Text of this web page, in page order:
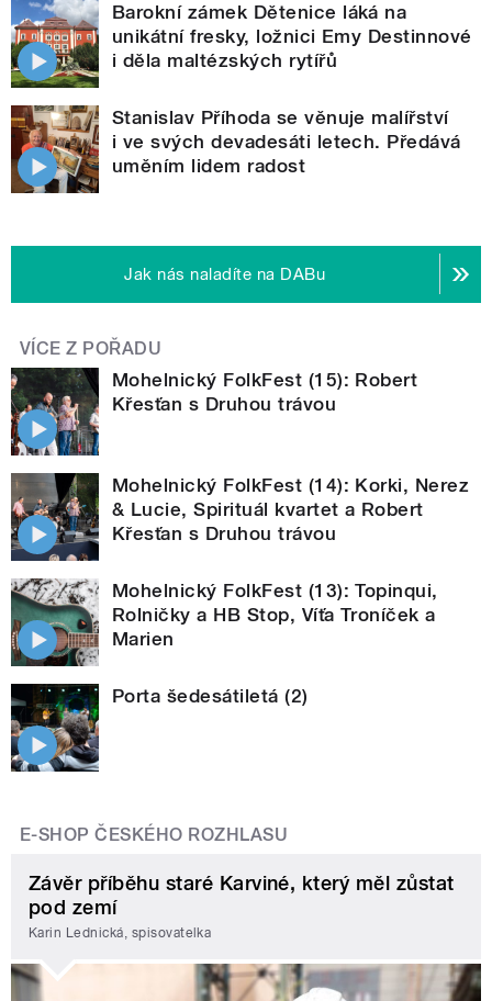
Barokní zámek Dětenice láká na
unikátní fresky, ložnici Emy Destinnové
i děla maltézských rytířů
Stanislav Příhoda se věnuje malířství
i ve svých devadesáti letech. Předává
uměním lidem radost
Jak nás naladíte na DABu
VÍCE Z POŘADU
Mohelnický FolkFest (15): Robert
Křesťan s Druhou trávou
Mohelnický FolkFest (14): Korki, Nerez
& Lucie, Spirituál kvartet a Robert
Křesťan s Druhou trávou
Mohelnický FolkFest (13): Topinqui,
Rolničky a HB Stop, Víťa Troníček a
Marien
Porta šedesátiletá (2)
E-SHOP ČESKÉHO ROZHLASU
Závěr příběhu staré Karviné, který měl zůstat
pod zemí
Karin Lednická, spisovatelka